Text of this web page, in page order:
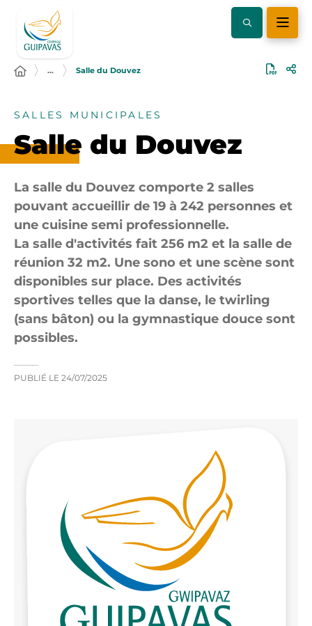
… Salle du Douvez
SALLES MUNICIPALES
Salle du Douvez
La salle du Douvez comporte 2 salles
pouvant accueillir de 19 à 242 personnes et
une cuisine semi professionnelle.
La salle d'activités fait 256 m2 et la salle de
réunion 32 m2. Une sono et une scène sont
disponibles sur place. Des activités
sportives telles que la danse, le twirling
(sans bâton) ou la gymnastique douce sont
possibles.
PUBLIÉ LE 24/07/2025